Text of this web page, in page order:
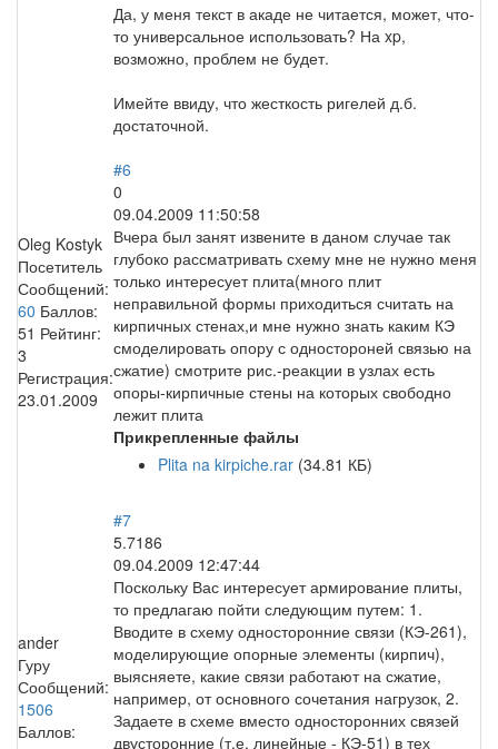
Да, у меня текст в акаде не читается, может, что-
то универсальное использовать? На xp,
возможно, проблем не будет.
Имейте ввиду, что жесткость ригелей д.б.
достаточной.
Oleg Kostyk
Посетитель
Сообщений:
60 Баллов:
51 Рейтинг:
3
Регистрация:
23.01.2009
#6
0
09.04.2009 11:50:58
Вчера был занят извените в даном случае так
глубоко рассматривать схему мне не нужно меня
только интересует плита(много плит
неправильной формы приходиться считать на
кирпичных стенах,и мне нужно знать каким КЭ
смоделировать опору с одностороней связью на
сжатие) смотрите рис.-реакции в узлах есть
опоры-кирпичные стены на которых свободно
лежит плита
Прикрепленные файлы
Plita na kirpiche.rar (34.81 КБ)
ander
Гуру
Сообщений:
1506
Баллов:
#7
5.7186
09.04.2009 12:47:44
Поскольку Вас интересует армирование плиты,
то предлагаю пойти следующим путем: 1.
Вводите в схему односторонние связи (КЭ-261),
моделирующие опорные элементы (кирпич),
выясняете, какие связи работают на сжатие,
например, от основного сочетания нагрузок, 2.
Задаете в схеме вместо односторонних связей
двусторонние (т.е. линейные - КЭ-51) в тех